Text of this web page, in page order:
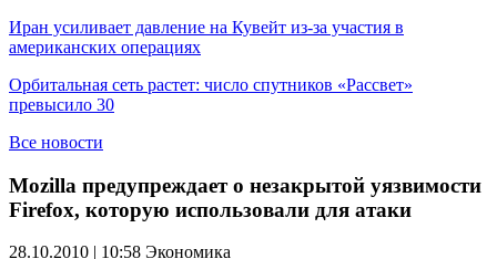
Иран усиливает давление на Кувейт из-за участия в
американских операциях
Орбитальная сеть растет: число спутников «Рассвет»
превысило 30
Все новости
Mozilla предупреждает о незакрытой уязвимости
Firefox, которую использовали для атаки
28.10.2010 | 10:58 Экономика